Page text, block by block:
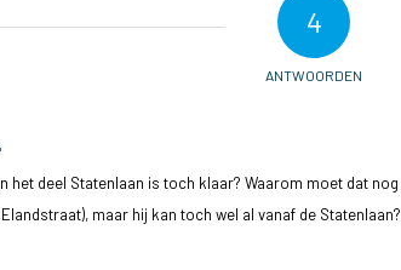
4
ANTWOORDEN
het deel Statenlaan is toch klaar? Waarom moet dat
maar hij kan toch wel al vanaf de Statenlaan?